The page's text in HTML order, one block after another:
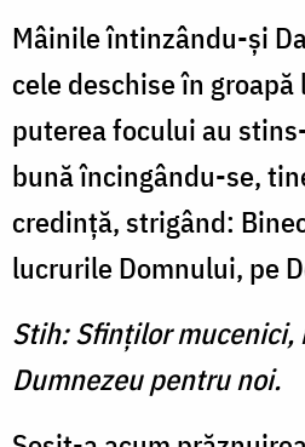
Mâinile întinzându-şi
cele deschise în
puterea focului au
bună încingându-se,
credinţă, strigând:
lucrurile Domnului, pe
Stih: Sfinţilor
Dumnezeu pentru noi.